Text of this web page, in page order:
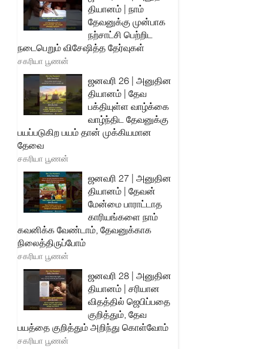
தியானம் | நாம்
தேவனுக்கு முன்பாக
நற்சாட்சி பெற்றிட
நடைபெறும் விசேஷித்த தேர்வுகள்
சகரியா பூணன்
ஜனவரி 26 | அனுதின
தியானம் | தேவ
பக்தியுள்ள வாழ்க்கை
வாழ்ந்திட தேவனுக்கு
பயப்படுகிற பயம் தான் முக்கியமான
தேவை
சகரியா பூணன்
ஜனவரி 27 | அனுதின
தியானம் | தேவன்
மேன்மை பாராட்டாத
காரியங்களை நாம்
கவனிக்க வேண்டாம், தேவனுக்காக
நிலைத்திருப்போம்
சகரியா பூணன்
ஜனவரி 28 | அனுதின
தியானம் | சரியான
விதத்தில் ஜெபிப்பதை
குறித்தும், தேவ
பயத்தை குறித்தும் அறிந்து கொள்வோம்
சகரியா பூணன்